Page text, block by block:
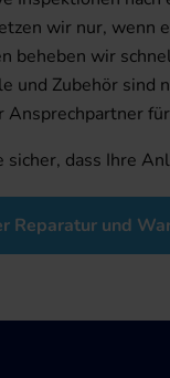
wir nur, wenn
beheben wir
und Zubehör sind
Ansprechpartner
sicher, dass Ihre
Reparatur und